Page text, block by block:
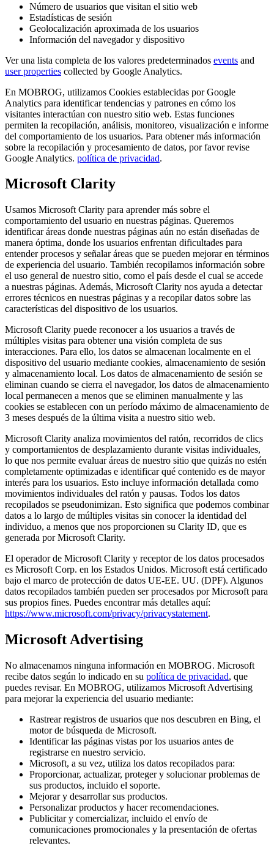
Número de usuarios que visitan el sitio web
Estadísticas de sesión
Geolocalización aproximada de los usuarios
Información del navegador y dispositivo
Ver una lista completa de los valores predeterminados events and
user properties collected by Google Analytics.
En MOBROG, utilizamos Cookies establecidas por Google
Analytics para identificar tendencias y patrones en cómo los
visitantes interactúan con nuestro sitio web. Estas funciones
permiten la recopilación, análisis, monitoreo, visualización e informe
del comportamiento de los usuarios. Para obtener más información
sobre la recopilación y procesamiento de datos, por favor revise
Google Analytics. política de privacidad.
Microsoft Clarity
Usamos Microsoft Clarity para aprender más sobre el
comportamiento del usuario en nuestras páginas. Queremos
identificar áreas donde nuestras páginas aún no están diseñadas de
manera óptima, donde los usuarios enfrentan dificultades para
entender procesos y señalar áreas que se pueden mejorar en términos
de experiencia del usuario. También recopilamos información sobre
el uso general de nuestro sitio, como el país desde el cual se accede
a nuestras páginas. Además, Microsoft Clarity nos ayuda a detectar
errores técnicos en nuestras páginas y a recopilar datos sobre las
características del dispositivo de los usuarios.
Microsoft Clarity puede reconocer a los usuarios a través de
múltiples visitas para obtener una visión completa de sus
interacciones. Para ello, los datos se almacenan localmente en el
dispositivo del usuario mediante cookies, almacenamiento de sesión
y almacenamiento local. Los datos de almacenamiento de sesión se
eliminan cuando se cierra el navegador, los datos de almacenamiento
local permanecen a menos que se eliminen manualmente y las
cookies se establecen con un período máximo de almacenamiento de
3 meses después de la última visita a nuestro sitio web.
Microsoft Clarity analiza movimientos del ratón, recorridos de clics
y comportamientos de desplazamiento durante visitas individuales,
lo que nos permite evaluar áreas de nuestro sitio que quizás no estén
completamente optimizadas e identificar qué contenido es de mayor
interés para los usuarios. Esto incluye información detallada como
movimientos individuales del ratón y pausas. Todos los datos
recopilados se pseudonimizan. Esto significa que podemos combinar
datos a lo largo de múltiples visitas sin conocer la identidad del
individuo, a menos que nos proporcionen su Clarity ID, que es
generada por Microsoft Clarity.
El operador de Microsoft Clarity y receptor de los datos procesados
es Microsoft Corp. en los Estados Unidos. Microsoft está certificado
bajo el marco de protección de datos UE-EE. UU. (DPF). Algunos
datos recopilados también pueden ser procesados por Microsoft para
sus propios fines. Puedes encontrar más detalles aquí:
https://www.microsoft.com/privacy/privacystatement.
Microsoft Advertising
No almacenamos ninguna información en MOBROG. Microsoft
recibe datos según lo indicado en su política de privacidad, que
puedes revisar. En MOBROG, utilizamos Microsoft Advertising
para mejorar la experiencia del usuario mediante:
Rastrear registros de usuarios que nos descubren en Bing, el
motor de búsqueda de Microsoft.
Identificar las páginas vistas por los usuarios antes de
registrarse en nuestro servicio.
Microsoft, a su vez, utiliza los datos recopilados para:
Proporcionar, actualizar, proteger y solucionar problemas de
sus productos, incluido el soporte.
Mejorar y desarrollar sus productos.
Personalizar productos y hacer recomendaciones.
Publicitar y comercializar, incluido el envío de
comunicaciones promocionales y la presentación de ofertas
relevantes.